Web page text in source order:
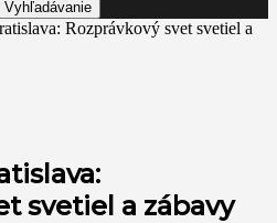
Rozprávkový svet svetiel a
svetiel a zábavy